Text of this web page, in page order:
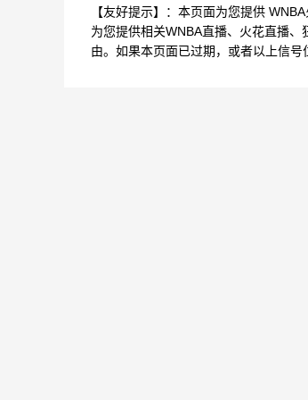
【友好提示】：本页面为您提供
为您提供相关WNBA直播、火花直播
由。如果本页面已过期，或者以上信号